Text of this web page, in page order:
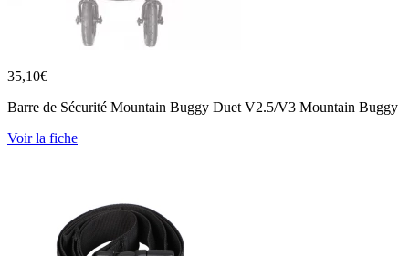
35,10€
Barre de Sécurité Mountain Buggy Duet V2.5/V3 Mountain Buggy
Voir la fiche